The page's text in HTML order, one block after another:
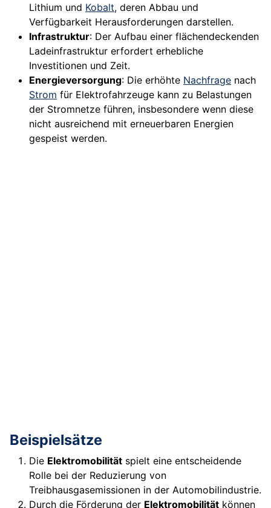
Lithium und Kobalt, deren Abbau und
Verfügbarkeit Herausforderungen darstellen.
Infrastruktur: Der Aufbau einer flächendeckenden
Ladeinfrastruktur erfordert erhebliche
Investitionen und Zeit.
Energieversorgung: Die erhöhte Nachfrage nach
Strom für Elektrofahrzeuge kann zu Belastungen
der Stromnetze führen, insbesondere wenn diese
nicht ausreichend mit erneuerbaren Energien
gespeist werden.
Beispielsätze
Die Elektromobilität spielt eine entscheidende
Rolle bei der Reduzierung von
Treibhausgasemissionen in der Automobilindustrie.
Durch die Förderung der Elektromobilität können